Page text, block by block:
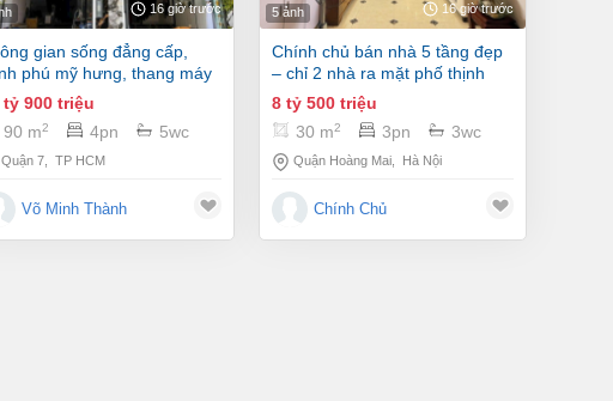
16 giờ trước
phú mỹ hưng, thang máy
tỷ 900 triệu
90 m2 4pn 5wc
Quận 7 TP HCM
Võ Minh Thành
5 ảnh 16 giờ trước
chính chủ bán nhà 5 tầng đẹp
– chỉ 2 nhà ra mặt phố thịnh
liệt, hoàng mai
8 tỷ 500 triệu
30 m2 3pn 3wc
Quận Hoàng Mai Hà Nội
Chính Chủ